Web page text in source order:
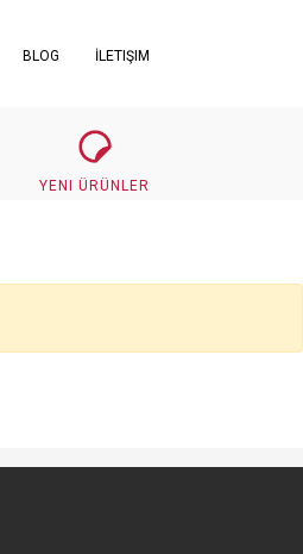
BLOG İLETIŞIM
YENI ÜRÜNLER